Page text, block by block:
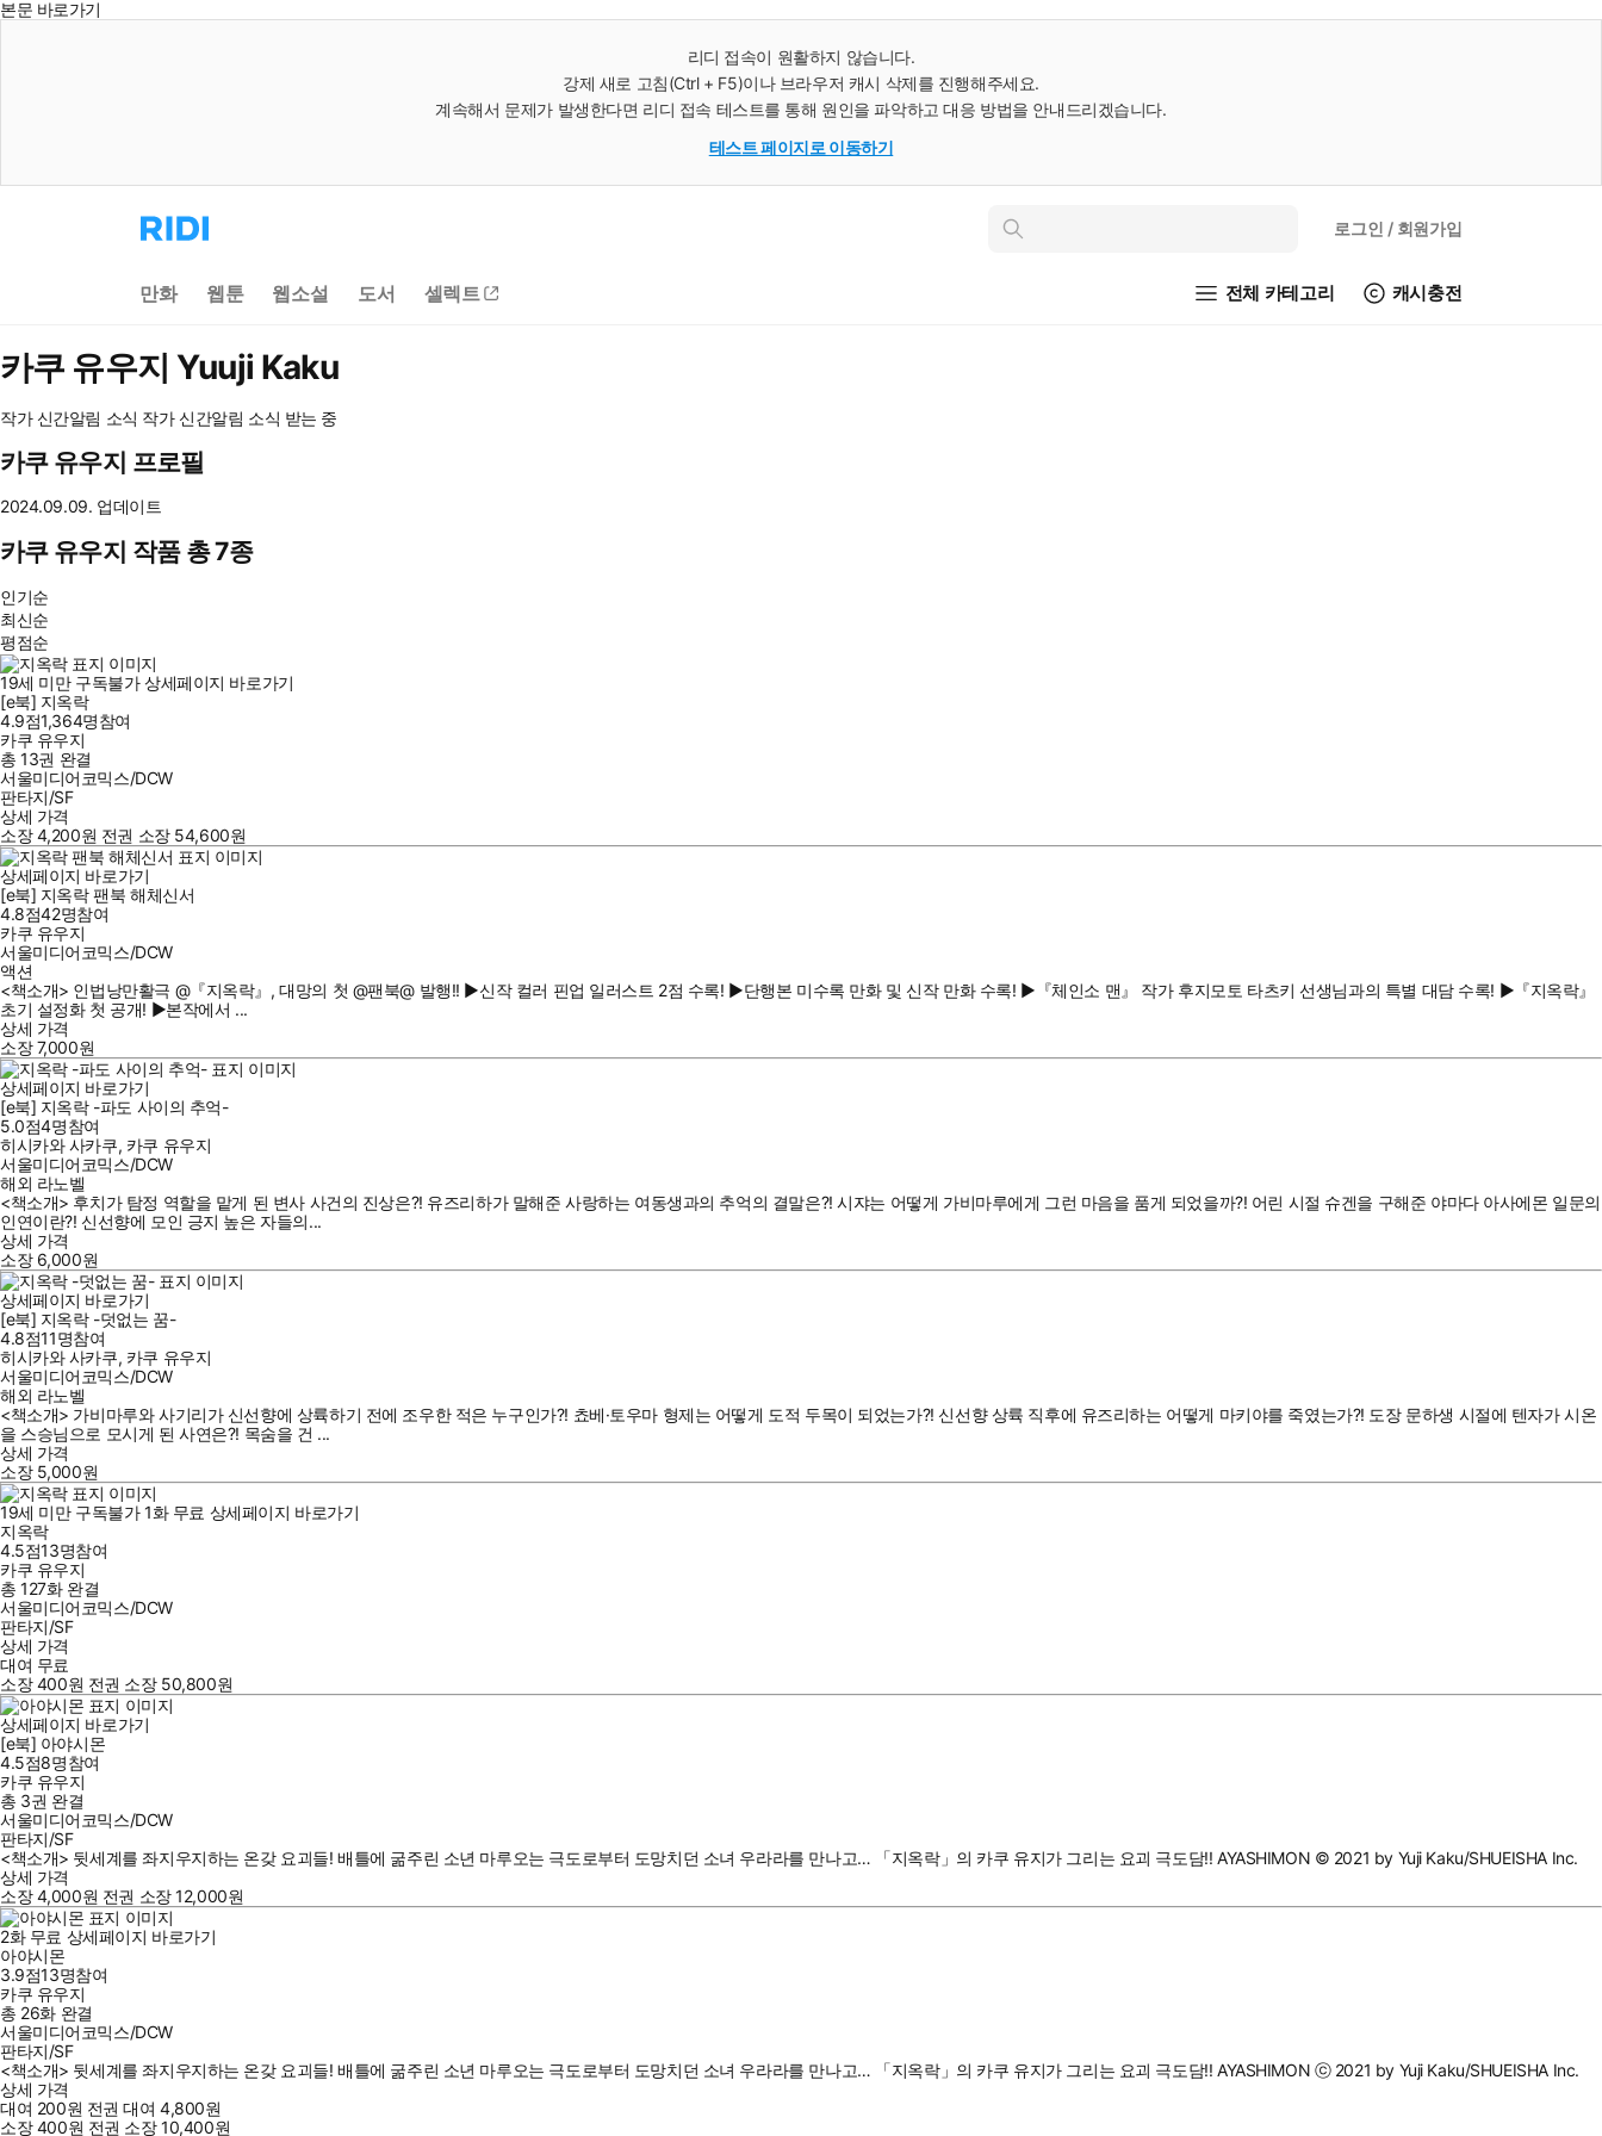
본문 바로가기
리디 접속이 원활하지 않습니다.
강제 새로 고침(Ctrl + F5)이나 브라우저 캐시 삭제를 진행해주세요.
계속해서 문제가 발생한다면 리디 접속 테스트를 통해 원인을 파악하고 대응 방법을 안내드리겠습니다.
테스트 페이지로 이동하기
리
디
으
로
인
로그인 / 회원가입
만화 웹툰 웹소설 도서 셀렉트 전체 카테고리 캐시충전
카쿠 유우지 Yuuji Kaku
작가 신간알림 소식 작가 신간알림 소식 받는 중
카쿠 유우지 프로필
2024.09.09. 업데이트
카쿠 유우지 작품 총 7종
인기순
최신순
평점순
19세 미만 구독불가 상세페이지 바로가기
[e북] 지옥락
4.9점1,364명참여
카쿠 유우지
총 13권 완결
서울미디어코믹스/DCW
판타지/SF
상세 가격
소장4,200원 전권 소장 54,600원
상세페이지 바로가기
[e북] 지옥락 팬북 해체신서
4.8점42명참여
카쿠 유우지
서울미디어코믹스/DCW
액션
<책소개> 인법낭만활극 @『지옥락』, 대망의 첫 @팬북@ 발행!! ▶신작 컬러 핀업 일러스트 2점 수록! ▶단행본 미수록 만화 및 신작 만화 수록! ▶『체인소 맨』 작가 후지모토 타츠키 선생님과의 특별 대담 수록! ▶『지옥락』
초기 설정화 첫 공개! ▶본작에서 ...
상세 가격
소장7,000원
상세페이지 바로가기
[e북] 지옥락 -파도 사이의 추억-
5.0점4명참여
히시카와 사카쿠, 카쿠 유우지
서울미디어코믹스/DCW
해외 라노벨
<책소개> 후치가 탐정 역할을 맡게 된 변사 사건의 진상은?! 유즈리하가 말해준 사랑하는 여동생과의 추억의 결말은?! 시쟈는 어떻게 가비마루에게 그런 마음을 품게 되었을까?! 어린 시절 슈겐을 구해준 야마다 아사에몬 일문의
인연이란?! 신선향에 모인 긍지 높은 자들의...
상세 가격
소장 6,000원
상세페이지 바로가기
[e북] 지옥락 -덧없는 꿈-
4.8점11명참여
히시카와 사카쿠, 카쿠 유우지
서울미디어코믹스/DCW
해외 라노벨
<책소개> 가비마루와 사기리가 신선향에 상륙하기 전에 조우한 적은 누구인가?! 쵸베·토우마 형제는 어떻게 도적 두목이 되었는가?! 신선향 상륙 직후에 유즈리하는 어떻게 마키야를 죽였는가?! 도장 문하생 시절에 텐자가 시온
을 스승님으로 모시게 된 사연은?! 목숨을 건 ...
상세 가격
소장 5,000원
19세 미만 구독불가 1화 무료 상세페이지 바로가기
지옥락
4.5점13명참여
카쿠 유우지
총 127화 완결
서울미디어코믹스/DCW
판타지/SF
상세 가격
대여 무료
소장400원 전권 소장 50,800원
상세페이지 바로가기
[e북] 아야시몬
4.5점8명참여
카쿠 유우지
총 3권 완결
서울미디어코믹스/DCW
판타지/SF
<책소개> 뒷세계를 좌지우지하는 온갖 요괴들! 배틀에 굶주린 소년 마루오는 극도로부터 도망치던 소녀 우라라를 만나고… 「지옥락」의 카쿠 유지가 그리는 요괴 극도담!! AYASHIMON © 2021 by Yuji Kaku/SHUEISHA Inc.
상세 가격
소장4,000원 전권 소장12,000원
2화 무료 상세페이지 바로가기
아야시몬
3.9점13명참여
카쿠 유우지
총 26화 완결
서울미디어코믹스/DCW
판타지/SF
<책소개> 뒷세계를 좌지우지하는 온갖 요괴들! 배틀에 굶주린 소년 마루오는 극도로부터 도망치던 소녀 우라라를 만나고… 「지옥락」의 카쿠 유지가 그리는 요괴 극도담!! AYASHIMON ⓒ 2021 by Yuji Kaku/SHUEISHA Inc.
상세 가격
대여 200원 전권 대여4,800원
소장400원 전권 소장10,400원